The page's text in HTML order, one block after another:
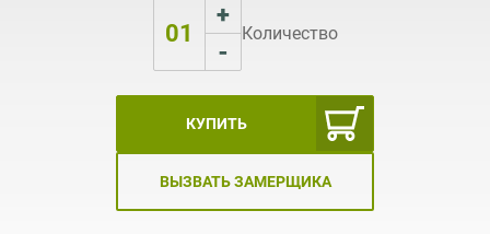
01
+
-
Количество
КУПИТЬ
ВЫЗВАТЬ ЗАМЕРЩИКА